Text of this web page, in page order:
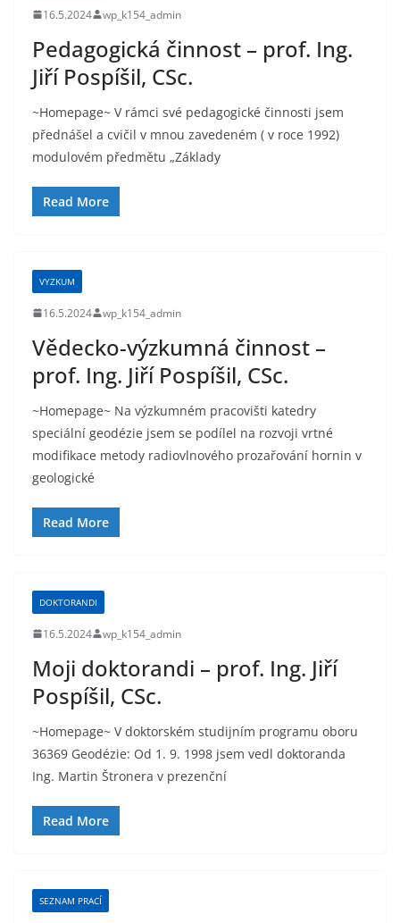
16.5.2024 wp_k154_admin
Pedagogická činnost – prof. Ing.
Jiří Pospíšil, CSc.
~Homepage~ V rámci své pedagogické činnosti jsem
přednášel a cvičil v mnou zavedeném ( v roce 1992)
modulovém předmětu „Základy
Read More
VYZKUM
16.5.2024 wp_k154_admin
Vědecko-výzkumná činnost –
prof. Ing. Jiří Pospíšil, CSc.
~Homepage~ Na výzkumném pracovišti katedry
speciální geodézie jsem se podílel na rozvoji vrtné
modifikace metody radiovlnového prozařování hornin v
geologické
Read More
DOKTORANDI
16.5.2024 wp_k154_admin
Moji doktorandi – prof. Ing. Jiří
Pospíšil, CSc.
~Homepage~ V doktorském studijním programu oboru
36369 Geodézie: Od 1. 9. 1998 jsem vedl doktoranda
Ing. Martin Štronera v prezenční
Read More
SEZNAM PRACÍ